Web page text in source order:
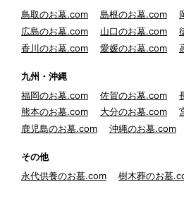
鳥取のお墓.com
島根のお墓.com
広島のお墓.com
山口のお墓.com
香川のお墓.com
愛媛のお墓.com
九州・沖縄
福岡のお墓.com
佐賀のお墓.com
熊本のお墓.com
大分のお墓.com
鹿児島のお墓.com
沖縄のお墓.com
その他
永代供養のお墓.com
樹木葬のお墓